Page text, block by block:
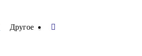
Другое